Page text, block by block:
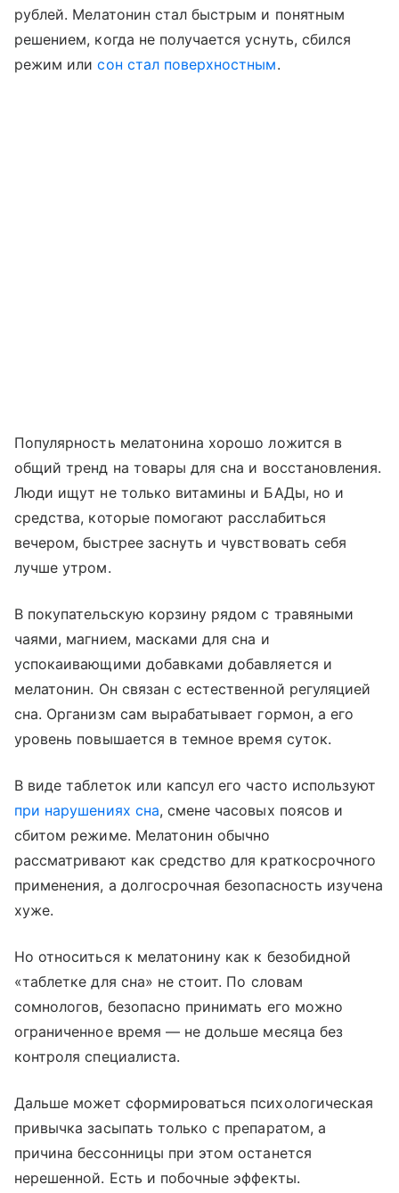
рублей. Мелатонин стал быстрым и понятным
решением, когда не получается уснуть, сбился
режим илисон стал поверхностным.
Популярность мелатонина хорошо ложится в
общий тренд на товары для сна и восстановления.
Люди ищут не только витамины и БАДы, но и
средства, которые помогают расслабиться
вечером, быстрее заснуть и чувствовать себя
лучше утром.
В покупательскую корзину рядом с травяными
чаями, магнием, масками для сна и
успокаивающими добавками добавляется и
мелатонин. Он связан с естественной регуляцией
сна. Организм сам вырабатывает гормон, а его
уровень повышается в темное время суток.
В виде таблеток или капсул его часто используют
при нарушениях сна, смене часовых поясов и
сбитом режиме. Мелатонин обычно
рассматривают как средство для краткосрочного
применения, а долгосрочная безопасность изучена
хуже.
Но относиться к мелатонину как к безобидной
«таблетке для сна» не стоит. По словам
сомнологов, безопасно принимать его можно
ограниченное время — не дольше месяца без
контроля специалиста.
Дальше может сформироваться психологическая
привычка засыпать только с препаратом, а
причина бессонницы при этом останется
нерешенной. Есть и побочные эффекты.